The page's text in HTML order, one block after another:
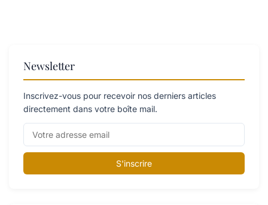
Newsletter
Inscrivez-vous pour recevoir nos derniers articles
directement dans votre boîte mail.
S'inscrire